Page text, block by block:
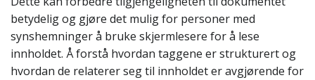
betydelig og gjøre det mulig for personer med
synshemninger å bruke skjermlesere for å lese
innholdet. Å forstå hvordan taggene er strukturert og
hvordan de relaterer seg til innholdet er avgjørende for